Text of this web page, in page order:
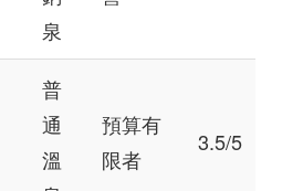
泉
普
通
溫
預算有
限者
3.5/5